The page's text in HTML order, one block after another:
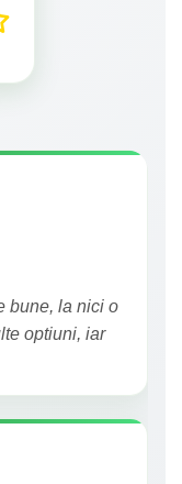
bune, la nici o
optiuni, iar